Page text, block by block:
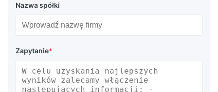
Nazwa spółki
Zapytanie*